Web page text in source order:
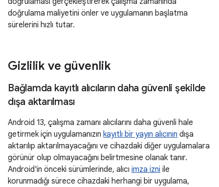
doğrulama maliyetini önler ve uygulamanın başlatma
sürelerini hızlı tutar.
Gizlilik ve güvenlik
Bağlamda kayıtlı alıcıların daha güvenli şekilde
dışa aktarılması
Android 13, çalışma zamanı alıcılarını daha güvenli hale
getirmek için uygulamanızın kayıtlı bir yayın alıcının dışa
aktarılıp aktarılmayacağını ve cihazdaki diğer uygulamalara
görünür olup olmayacağını belirtmesine olanak tanır.
Android'in önceki sürümlerinde, alıcı imza izni ile
korunmadığı sürece cihazdaki herhangi bir uygulama,